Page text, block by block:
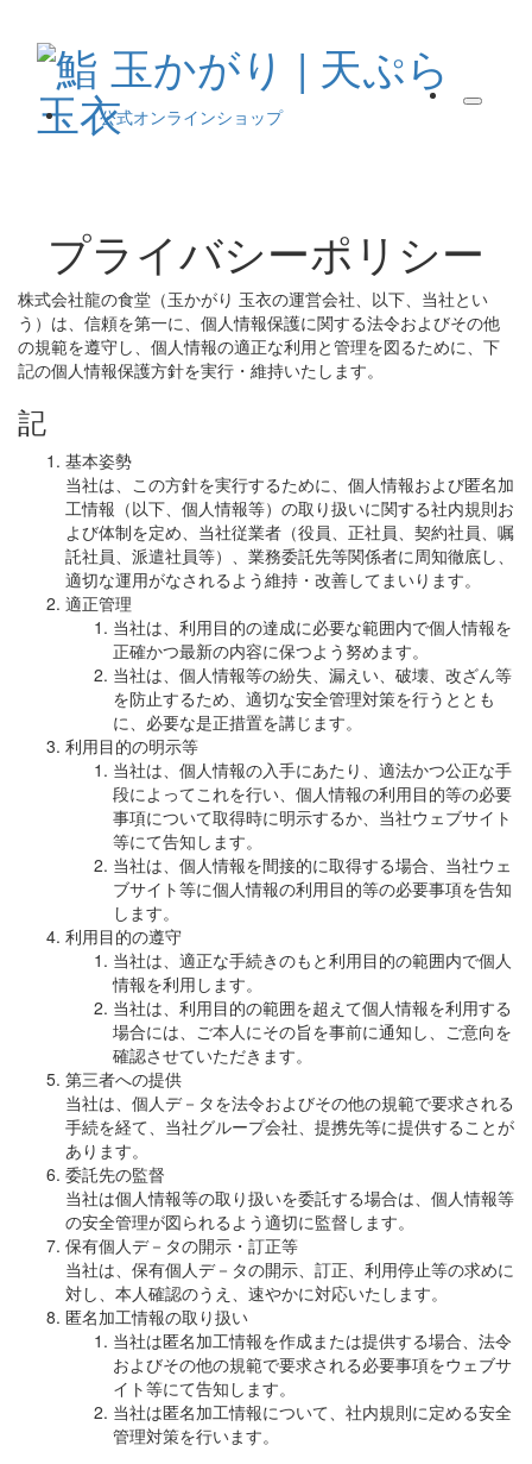
公式オンラインショップ
プライバシーポリシー
株式会社龍の食堂（玉かがり 玉衣の運営会社、以下、当社とい
う）は、信頼を第一に、個人情報保護に関する法令およびその他
の規範を遵守し、個人情報の適正な利用と管理を図るために、下
記の個人情報保護方針を実行・維持いたします。
記
基本姿勢
当社は、この方針を実行するために、個人情報および匿名加
工情報（以下、個人情報等）の取り扱いに関する社内規則お
よび体制を定め、当社従業者（役員、正社員、契約社員、嘱
託社員、派遣社員等）、業務委託先等関係者に周知徹底し、
適切な運用がなされるよう維持・改善してまいります。
適正管理
当社は、利用目的の達成に必要な範囲内で個人情報を
正確かつ最新の内容に保つよう努めます。
当社は、個人情報等の紛失、漏えい、破壊、改ざん等
を防止するため、適切な安全管理対策を行うととも
に、必要な是正措置を講じます。
利用目的の明示等
当社は、個人情報の入手にあたり、適法かつ公正な手
段によってこれを行い、個人情報の利用目的等の必要
事項について取得時に明示するか、当社ウェブサイト
等にて告知します。
当社は、個人情報を間接的に取得する場合、当社ウェ
ブサイト等に個人情報の利用目的等の必要事項を告知
します。
利用目的の遵守
当社は、適正な手続きのもと利用目的の範囲内で個人
情報を利用します。
当社は、利用目的の範囲を超えて個人情報を利用する
場合には、ご本人にその旨を事前に通知し、ご意向を
確認させていただきます。
第三者への提供
当社は、個人デ－タを法令およびその他の規範で要求される
手続を経て、当社グループ会社、提携先等に提供することが
あります。
委託先の監督
当社は個人情報等の取り扱いを委託する場合は、個人情報等
の安全管理が図られるよう適切に監督します。
保有個人デ－タの開示・訂正等
当社は、保有個人デ－タの開示、訂正、利用停止等の求めに
対し、本人確認のうえ、速やかに対応いたします。
匿名加工情報の取り扱い
当社は匿名加工情報を作成または提供する場合、法令
およびその他の規範で要求される必要事項をウェブサ
イト等にて告知します。
当社は匿名加工情報について、社内規則に定める安全
管理対策を行います。